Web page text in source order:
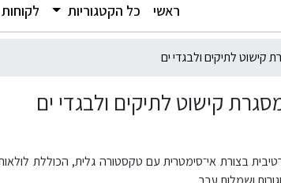
ראשי
(current) כל הקטגוריות לקוחות
לתיקים ולבגדי ים
קישוט לתיקים ולבגדי ים
דקורטיבית בצורת אי־סימטרית עם טקסטורה גלית, הכוללת